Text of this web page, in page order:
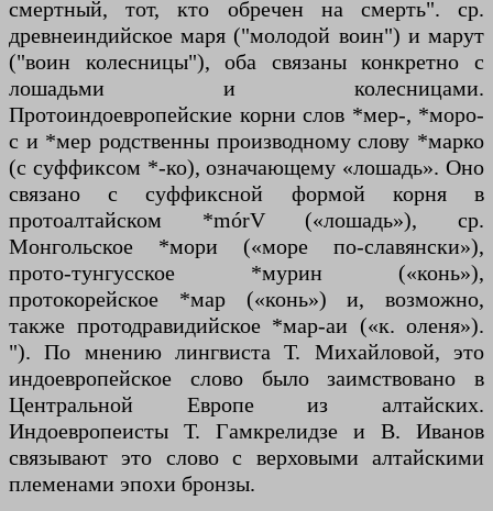
смертный, тот, кто обречен на смерть". ср.
древнеиндийское маря ("молодой воин") и марут
("воин колесницы"), оба связаны конкретно с
лошадьми и колесницами.
Протоиндоевропейские корни слов *мер-, *моро-
с и *мер родственны производному слову *марко
(с суффиксом *-ко), означающему «лошадь». Оно
связано с суффиксной формой корня в
протоалтайском *mórV («лошадь»), ср.
Монгольское *мори («море по-славянски»),
прото-тунгусское *мурин («конь»),
протокорейское *мар («конь») и, возможно,
также протодравидийское *мар-аи («к. оленя»).
"). По мнению лингвиста Т. Михайловой, это
индоевропейское слово было заимствовано в
Центральной Европе из алтайских.
Индоевропеисты Т. Гамкрелидзе и В. Иванов
связывают это слово с верховыми алтайскими
племенами эпохи бронзы.